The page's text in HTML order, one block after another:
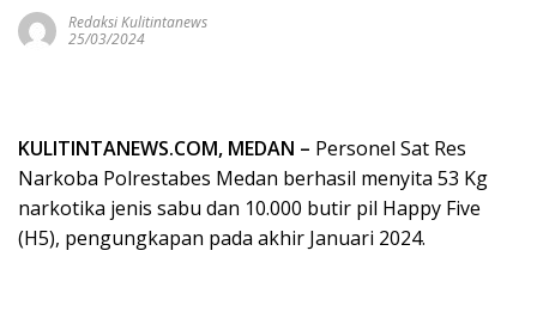
Redaksi Kulitintanews
25/03/2024
KULITINTANEWS.COM, MEDAN – Personel Sat Res
Narkoba Polrestabes Medan berhasil menyita 53 Kg
narkotika jenis sabu dan 10.000 butir pil Happy Five
(H5), pengungkapan pada akhir Januari 2024.